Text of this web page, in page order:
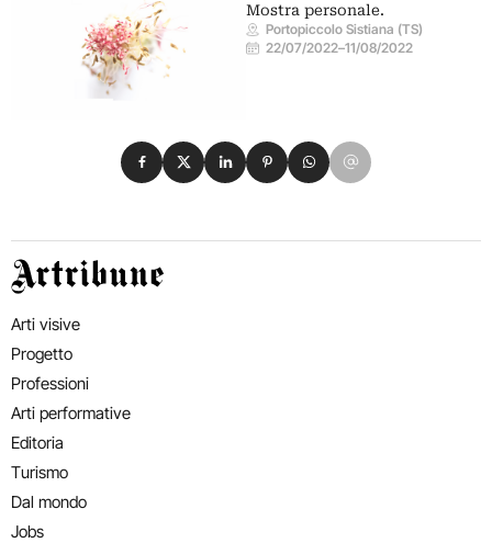
Mostra personale.
Portopiccolo Sistiana (TS)
22/07/2022–11/08/2022
Condividi su Facebook
Condividi su X
Condividi su LinkedIn
Condividi su Pinterest
Condividi su WhatsApp
Condividi su Email
Artribune
Arti visive
Progetto
Professioni
Arti performative
Editoria
Turismo
Dal mondo
Jobs